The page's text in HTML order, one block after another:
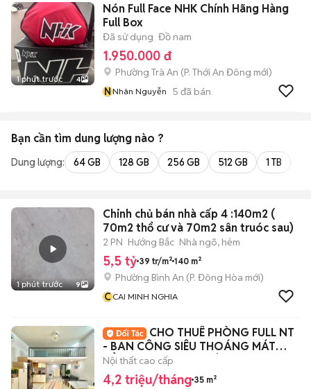
1 phút trước 4
Nón Full Face NHK Chính Hãng Hàng
Full Box
Đã sử dụng Đồ nam
1.950.000 đ
Phường Trà An (P. Thới An Đông mới)
NNhân Nguyễn 5 đã bán
Bạn cần tìm dung lượng nào ?
Dung lượng: 64 GB 128 GB 256 GB 512 GB 1 TB
1 phút trước 9
Chinh chủ bán nhà cấp 4 :140m2 (
70m2 thổ cư và 70m2 sân truóc sau)
2 PN Hướng Bắc Nhà ngõ, hẻm
5,5 tỷ 39 tr/m² 140 m²
Phường Bình An (P. Đông Hòa mới)
CCAI MINH NGHIA
CHO THUÊ PHÒNG FULL NT
- BAN CÔNG SIÊU THOÁNG MÁT
NẰM NGAY TRUNG TÂM
Nội thất cao cấp
4,2 triệu/tháng 35 m²